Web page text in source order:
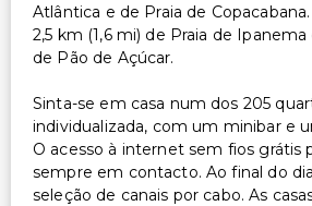
Outros serviços
Cofre na recepção
Aluguer de bicicletas no local
Serviço de lavanderia
Serviço de lavanderia/lavagem a
Atlântica e de Praia de
2,5 km (1,6 mi) de Praia de Ipanema
de Pão de Açúcar.
Sinta-se em casa num dos 205
individualizada, com um minibar e
O acesso à internet sem fios grátis
sempre em contacto. Ao final do
seleção de canais por cabo. As